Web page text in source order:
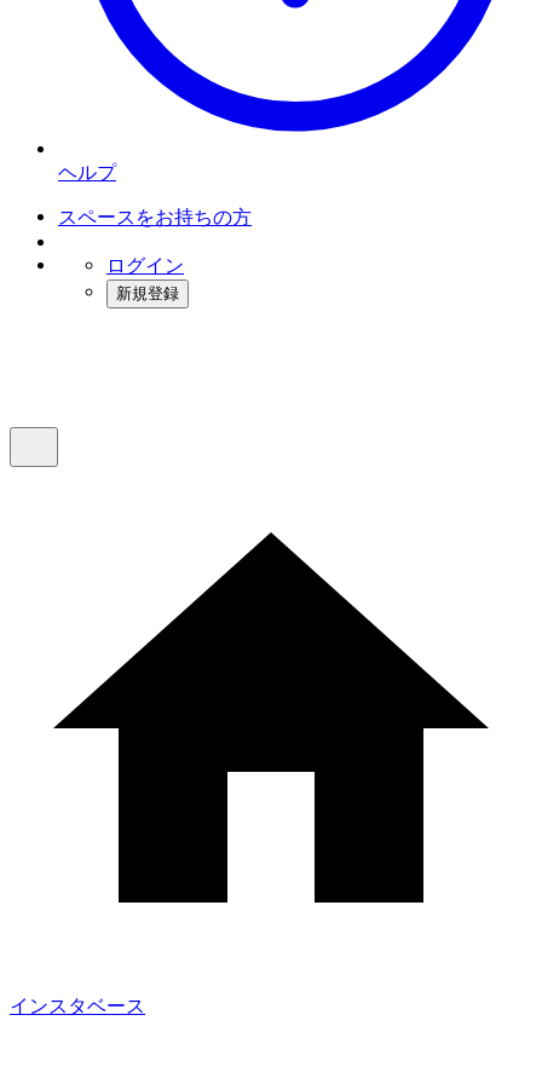
ヘルプ
スペースをお持ちの方
ログイン
新規登録
インスタベース